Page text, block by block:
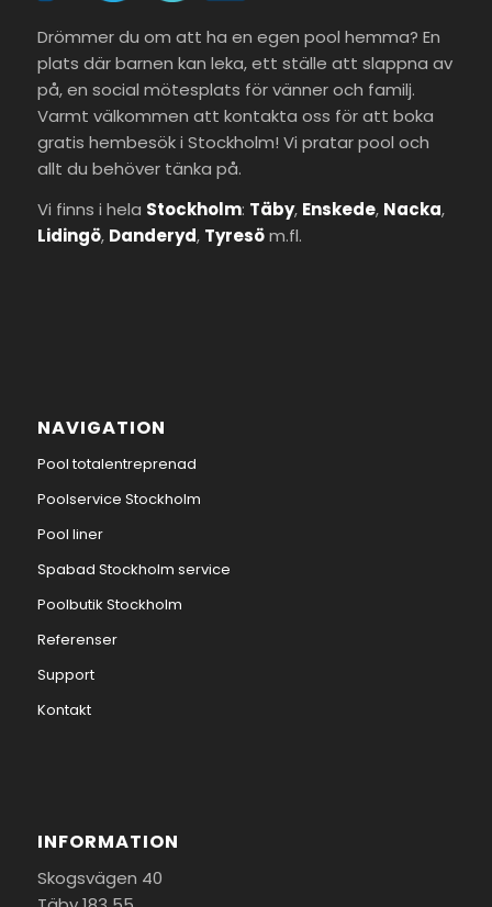
Drömmer du om att ha en egen pool hemma? En
plats där barnen kan leka, ett ställe att slappna av
på, en social mötesplats för vänner och familj.
Varmt välkommen att kontakta oss för att boka
gratis hembesök i Stockholm! Vi pratar pool och
allt du behöver tänka på.
Vi finns i hela Stockholm: Täby, Enskede, Nacka,
Lidingö, Danderyd, Tyresöm.fl.
NAVIGATION
Pool totalentreprenad
Poolservice Stockholm
Pool liner
Spabad Stockholm service
Poolbutik Stockholm
Referenser
Support
Kontakt
INFORMATION
Skogsvägen 40